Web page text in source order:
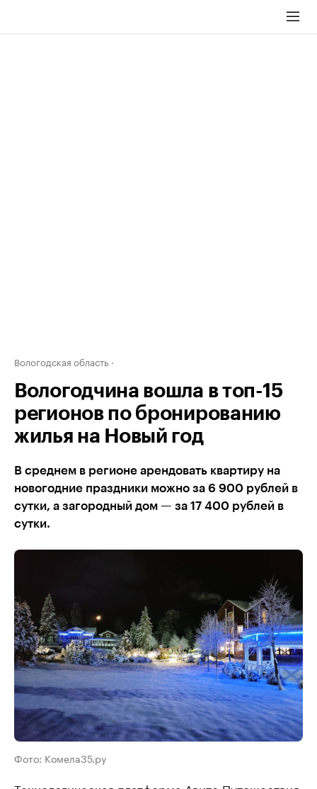
Вологодская область
Вологодчина вошла в топ-15
регионов по бронированию
жилья на Новый год
В среднем в регионе арендовать квартиру на
новогодние праздники можно за 6 900 рублей в
сутки, а загородный дом — за 17 400 рублей в
сутки.
Фото: Комела35.ру